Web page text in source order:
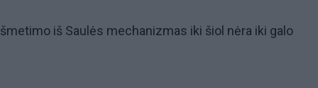
iš Saulės mechanizmas iki šiol nėra iki galo